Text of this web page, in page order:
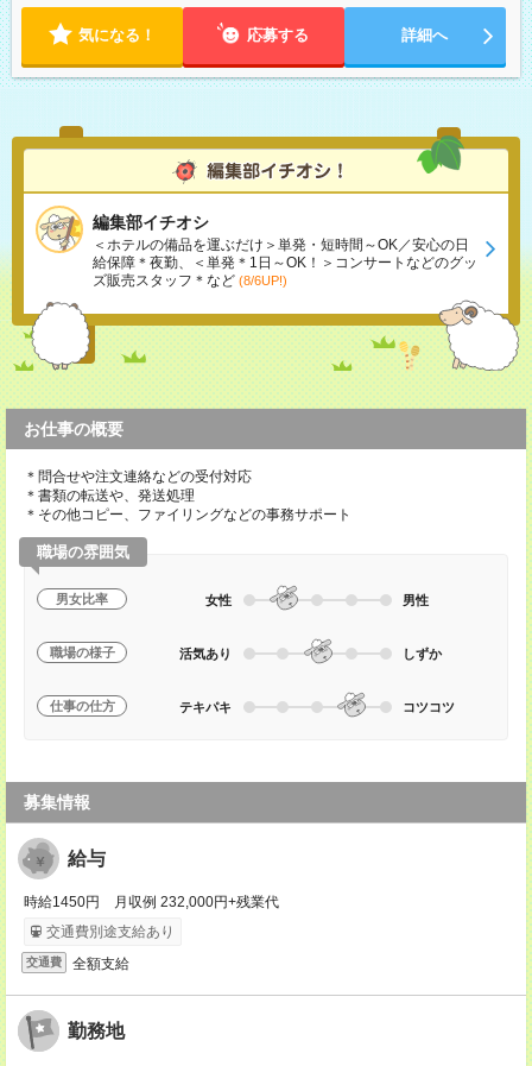
気になる！ 応募する 詳細へ
編集部イチオシ
＜ホテルの備品を運ぶだけ＞単発・短時間～OK／安心の日
給保障＊夜勤、＜単発＊1日～OK！＞コンサートなどのグッ
ズ販売スタッフ＊など (8/6UP!)
お仕事の概要
＊問合せや注文連絡などの受付対応
＊書類の転送や、発送処理
＊その他コピー、ファイリングなどの事務サポート
職場の雰囲気
男女比率 女性 男性
職場の様子 活気あり しずか
仕事の仕方 テキパキ コツコツ
募集情報
給与
時給1450円 月収例 232,000円+残業代
交通費別途支給あり
交通費 全額支給
勤務地